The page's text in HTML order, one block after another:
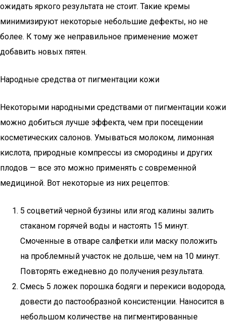
ожидать яркого результата не стоит. Такие кремы
минимизируют некоторые небольшие дефекты, но не
более. К тому же неправильное применение может
добавить новых пятен.
Народные средства от пигментации кожи
Некоторыми народными средствами от пигментации кожи
можно добиться лучше эффекта, чем при посещении
косметических салонов. Умываться молоком, лимонная
кислота, природные компрессы из смородины и других
плодов — все это можно применять с современной
медициной. Вот некоторые из них рецептов:
5 соцветий черной бузины или ягод калины залить
стаканом горячей воды и настоять 15 минут.
Смоченные в отваре салфетки или маску положить
на проблемный участок не дольше, чем на 10 минут.
Повторять ежедневно до получения результата.
Смесь 5 ложек порошка бодяги и перекиси водорода,
довести до пастообразной консистенции. Наносится в
небольшом количестве на пигментированные